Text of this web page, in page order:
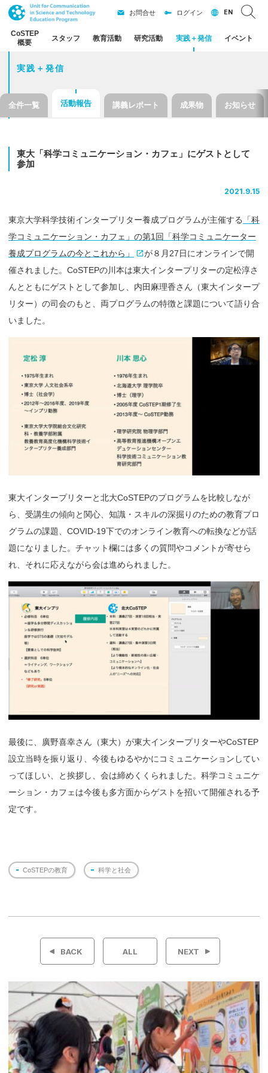
CoSTEP
概要
スタッフ 教育活動 研究活動 実践＋発信 イベント
お問合せ ログイン EN
実践＋発信
全件一覧 活動報告 講義レポート 成果物 お知らせ
東大 「科学コミュニケーション ・ カフェ」 にゲスト として
参加
2021.9.15
東京大学科学技術インタープリター養成プログラムが主催する
「科
学コミュニケーション・カフェ」の第1回「科学コミュニケーター
養成プログラムの今とこれから」
が８月27日にオンラインで開
催されました。CoSTEPの川本は東大インタープリターの定松淳さ
んとともにゲストとして参加し、内田麻理香さん（東大インタープ
リター）の司会のもと、両プログラムの特徴と課題について語り合
いました。
東大インタープリターと北大CoSTEPのプログラムを比較しなが
ら、受講生の傾向と関心、知識・スキルの深掘りのための教育プロ
グラムの課題、COVID-19下でのオンライン教育への転換などが話
題になりました。チャット欄には多くの質問やコメントが寄せら
れ、それに応えながら会は進められました。
最後に、廣野喜幸さん（東大）が東大インタープリターやCoSTEP
設立当時を振り返り、今後もゆるやかにコミュニケーションしてい
ってほしい、と挨拶し、会は締めくくられました。科学コミュニケ
ーション・カフェは今後も多方面からゲストを招いて開催される予
定です。
CoSTEPの教育 科学と社会
投
ビ
ゲ
ー
シ
BACK ALL NEXT